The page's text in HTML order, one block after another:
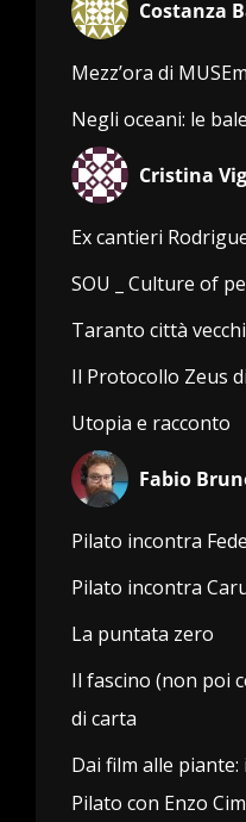
Costanza
Mezz’ora di
Negli oceani: le
Cristina
Ex cantieri
SOU _ Culture of
Taranto città
Il Protocollo Zeus
Utopia e racconto
Fabio
Pilato incontra
Pilato incontra
La puntata zero
Il fascino (non poi
di carta
Dai film alle
Pilato con Enzo